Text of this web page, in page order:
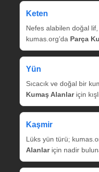
Keten
Nefes alabilen doğal
kumas.org’da Parça
Yün
Sıcacık ve doğal bir
Kumaş Alanlariçin
Kaşmir
Lüks yün türü;
Alanlariçin nadir